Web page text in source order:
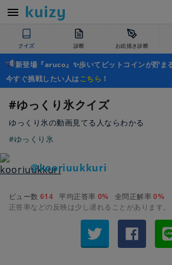
クイズ 診断 お絵描き診断
新登場『aruco』✨歩いてビットコインが貯ま
今すぐ挑戦したい人はこちら ！
#ゆっくり氷クイズ
ゆっくり氷の動画見てる人ならわかる
#ゆっくり氷
＠kooriuukkuri
ビュー数 614 平均正答率 0% 全問正解率0%
正答率などの反映は少し遅れることがあります。